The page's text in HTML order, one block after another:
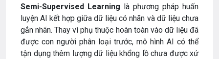
Semi-Supervised Learning là phương pháp huấn
luyện AI kết hợp giữa dữ liệu có nhãn và dữ liệu chưa
gắn nhãn. Thay vì phụ thuộc hoàn toàn vào dữ liệu đã
được con người phân loại trước, mô hình AI có thể
tận dụng thêm lượng dữ liệu khổng lồ chưa được xử